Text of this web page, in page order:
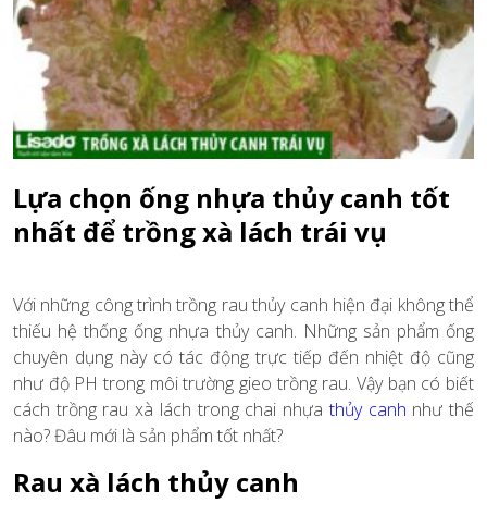
Lựa chọn ống nhựa thủy canh tốt
nhất để trồng xà lách trái vụ
Với những công trình trồng rau thủy canh hiện đại không thể
thiếu hệ thống ống nhựa thủy canh. Những sản phẩm ống
chuyên dụng này có tác động trực tiếp đến nhiệt độ cũng
như độ PH trong môi trường gieo trồng rau. Vậy bạn có biết
cách trồng rau xà lách trong chai nhựa thủy canh như thế
nào? Đâu mới là sản phẩm tốt nhất?
Rau xà lách thủy canh